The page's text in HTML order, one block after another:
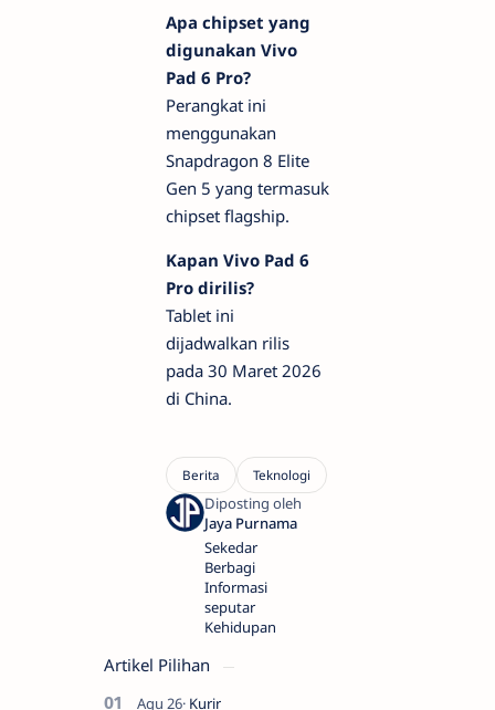
Apa chipset yang
digunakan Vivo
Pad 6 Pro?
Perangkat ini
menggunakan
Snapdragon 8 Elite
Gen 5 yang termasuk
chipset flagship.
Kapan Vivo Pad 6
Pro dirilis?
Tablet ini
dijadwalkan rilis
pada 30 Maret 2026
di China.
Sekedar
Berbagi
Informasi
seputar
Kehidupan
Artikel Pilihan